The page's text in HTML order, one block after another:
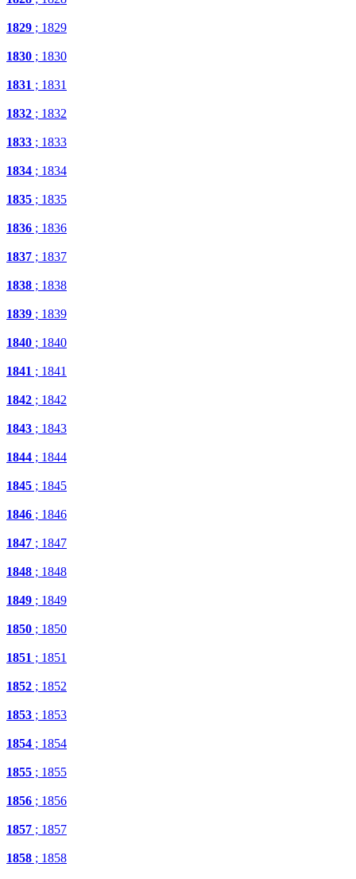
1829 ; 1829
1830 ; 1830
1831 ; 1831
1832 ; 1832
1833 ; 1833
1834 ; 1834
1835 ; 1835
1836 ; 1836
1837 ; 1837
1838 ; 1838
1839 ; 1839
1840 ; 1840
1841 ; 1841
1842 ; 1842
1843 ; 1843
1844 ; 1844
1845 ; 1845
1846 ; 1846
1847 ; 1847
1848 ; 1848
1849 ; 1849
1850 ; 1850
1851 ; 1851
1852 ; 1852
1853 ; 1853
1854 ; 1854
1855 ; 1855
1856 ; 1856
1857 ; 1857
1858 ; 1858